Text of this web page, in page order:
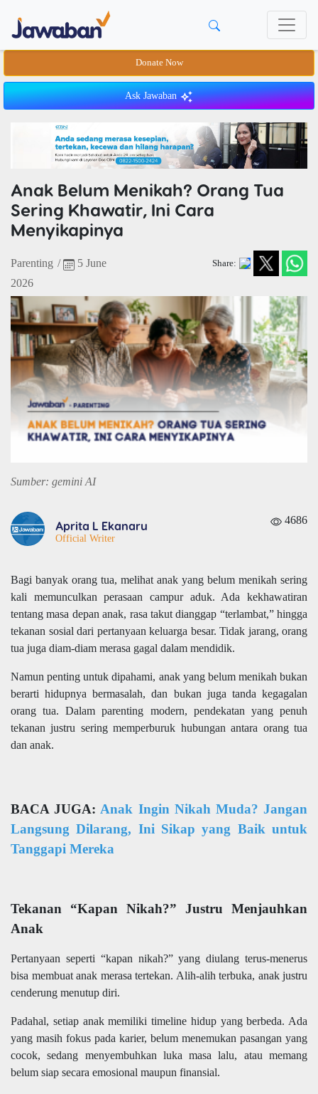
Donate Now
Ask Jawaban
Anak Belum Menikah? Orang Tua
Sering Khawatir, Ini Cara
Menyikapinya
Parenting /
5 June
2026
Share:
Sumber: gemini AI
Aprita L Ekanaru
Official Writer
4686
Bagi banyak orang tua, melihat anak yang belum menikah sering
kali memunculkan perasaan campur aduk. Ada kekhawatiran
tentang masa depan anak, rasa takut dianggap “terlambat,” hingga
tekanan sosial dari pertanyaan keluarga besar. Tidak jarang, orang
tua juga diam-diam merasa gagal dalam mendidik.
Namun penting untuk dipahami, anak yang belum menikah bukan
berarti hidupnya bermasalah, dan bukan juga tanda kegagalan
orang tua. Dalam parenting modern, pendekatan yang penuh
tekanan justru sering memperburuk hubungan antara orang tua
dan anak.
BACA JUGA:Anak Ingin Nikah Muda? Jangan
Langsung Dilarang, Ini Sikap yang Baik untuk
Tanggapi Mereka
Tekanan “Kapan Nikah?” Justru Menjauhkan
Anak
Pertanyaan seperti “kapan nikah?” yang diulang terus-menerus
bisa membuat anak merasa tertekan. Alih-alih terbuka, anak justru
cenderung menutup diri.
Padahal, setiap anak memiliki timeline hidup yang berbeda. Ada
yang masih fokus pada karier, belum menemukan pasangan yang
cocok, sedang menyembuhkan luka masa lalu, atau memang
belum siap secara emosional maupun finansial.